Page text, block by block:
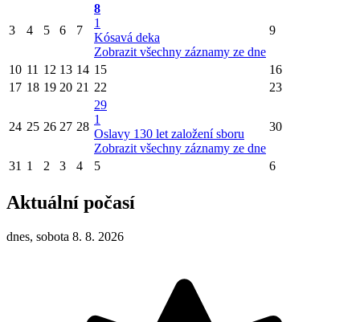
3 4 5 6 7
8
1
Kósavá deka
Zobrazit všechny záznamy ze dne
9
10 11 12 13 14 15
16
17 18 19 20 21 22 23
24 25 26 27 28
29
1
Oslavy 130 let založení sboru
Zobrazit všechny záznamy ze dne
30
31 1 2 3 4 5 6
Aktuální počasí
dnes, sobota 8. 8. 2026